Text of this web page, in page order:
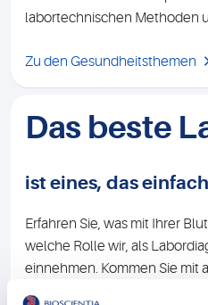
labortechnischen Methoden
Zu den Gesundheitsthemen
Das beste
ist eines, das
Erfahren Sie, was mit Ihrer
welche Rolle wir, als
einnehmen. Kommen Sie mit
durch unser Labor.